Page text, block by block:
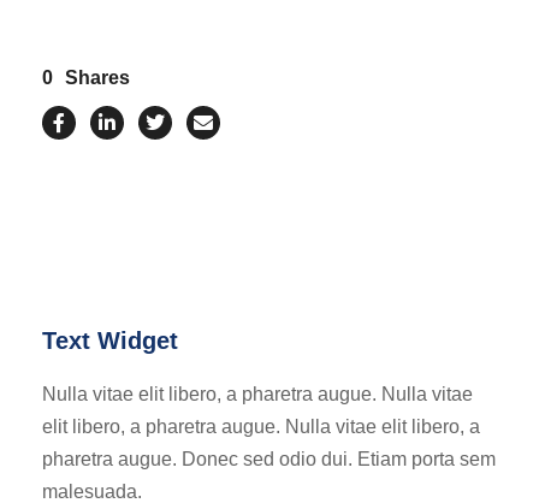
0 Shares
Text Widget
Nulla vitae elit libero, a pharetra augue. Nulla vitae
elit libero, a pharetra augue. Nulla vitae elit libero, a
pharetra augue. Donec sed odio dui. Etiam porta sem
malesuada.